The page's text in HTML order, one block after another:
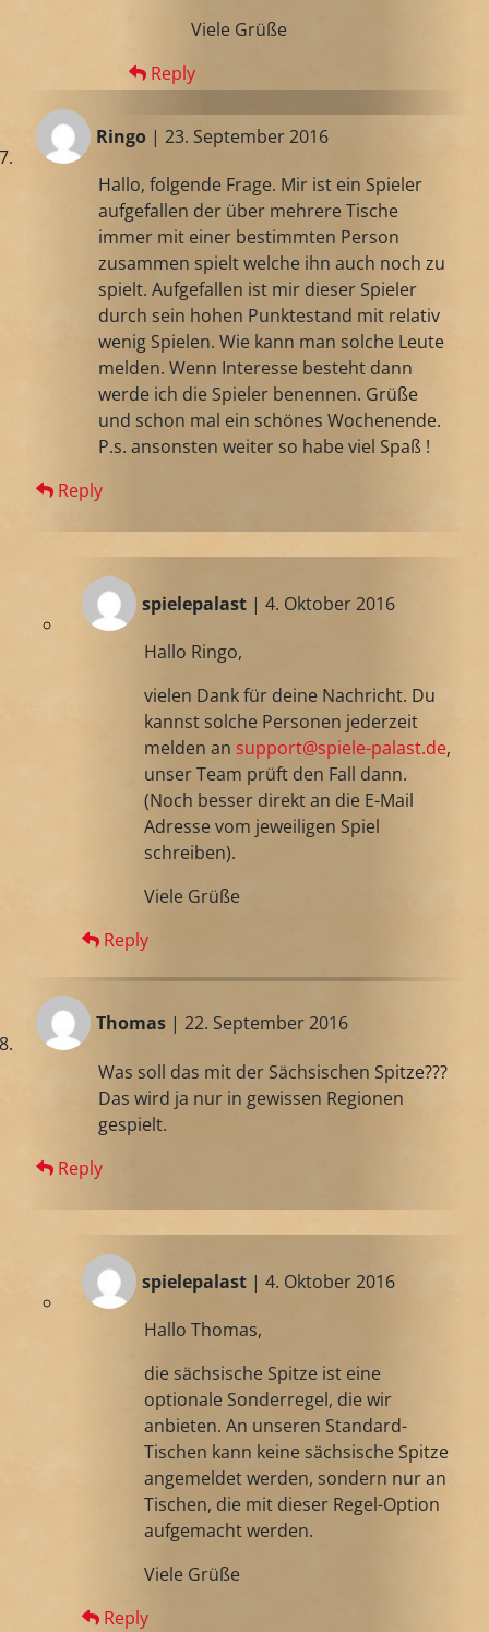
Viele Grüße
Reply
Ringo | 23. September 2016
Hallo, folgende Frage. Mir ist ein Spieler
aufgefallen der über mehrere Tische
immer mit einer bestimmten Person
zusammen spielt welche ihn auch noch zu
spielt. Aufgefallen ist mir dieser Spieler
durch sein hohen Punktestand mit relativ
wenig Spielen. Wie kann man solche Leute
melden. Wenn Interesse besteht dann
werde ich die Spieler benennen. Grüße
und schon mal ein schönes Wochenende.
P.s. ansonsten weiter so habe viel Spaß !
Reply
spielepalast | 4. Oktober 2016
Hallo Ringo,
vielen Dank für deine Nachricht. Du
kannst solche Personen jederzeit
melden an support@spiele-palast.de,
unser Team prüft den Fall dann.
(Noch besser direkt an die E-Mail
Adresse vom jeweiligen Spiel
schreiben).
Viele Grüße
Reply
Thomas | 22. September 2016
Was soll das mit der Sächsischen Spitze???
Das wird ja nur in gewissen Regionen
gespielt.
Reply
spielepalast | 4. Oktober 2016
Hallo Thomas,
die sächsische Spitze ist eine
optionale Sonderregel, die wir
anbieten. An unseren Standard-
Tischen kann keine sächsische Spitze
angemeldet werden, sondern nur an
Tischen, die mit dieser Regel-Option
aufgemacht werden.
Viele Grüße
Reply